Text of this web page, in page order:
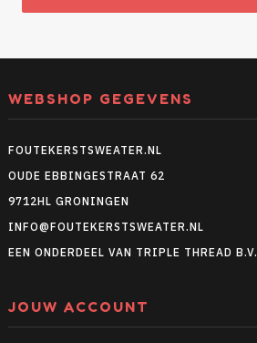
WEBSHOP GEGEVENS
FOUTEKERSTSWEATER.NL
OUDE EBBINGESTRAAT 62
9712HL GRONINGEN
INFO@FOUTEKERSTSWEATER.NL
EEN ONDERDEEL VAN TRIPLE THREAD B.V.
JOUW ACCOUNT